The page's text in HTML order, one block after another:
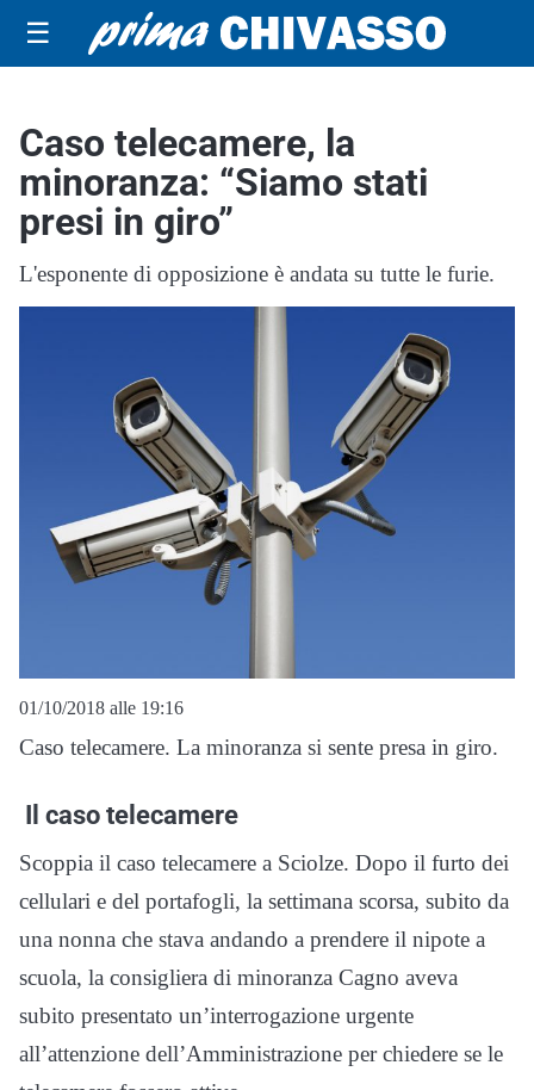
☰
Caso telecamere, la
minoranza: “Siamo stati
presi in giro”
L'esponente di opposizione è andata su tutte le furie.
01/10/2018 alle 19:16
Caso telecamere. La minoranza si sente presa in giro.
Il caso telecamere
Scoppia il caso telecamere a Sciolze. Dopo il furto dei
cellulari e del portafogli, la settimana scorsa, subito da
una nonna che stava andando a prendere il nipote a
scuola, la consigliera di minoranza Cagno aveva
subito presentato un’interrogazione urgente
all’attenzione dell’Amministrazione per chiedere se le